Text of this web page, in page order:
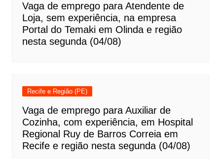
Vaga de emprego para Atendente de
Loja, sem experiência, na empresa
Portal do Temaki em Olinda e região
nesta segunda (04/08)
Recife e Região (PE)
Vaga de emprego para Auxiliar de
Cozinha, com experiência, em Hospital
Regional Ruy de Barros Correia em
Recife e região nesta segunda (04/08)